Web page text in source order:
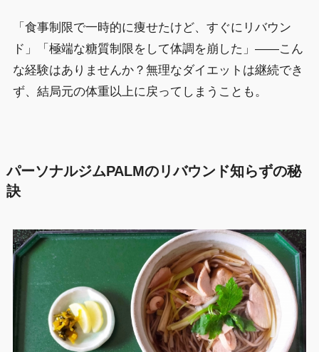
「食事制限で一時的に痩せたけど、すぐにリバウン
ド」「極端な糖質制限をして体調を崩した」――こん
な経験はありませんか？無理なダイエットは継続でき
ず、結局元の体重以上に戻ってしまうことも。
パーソナルジムPALMのリバウンド知らずの秘
訣